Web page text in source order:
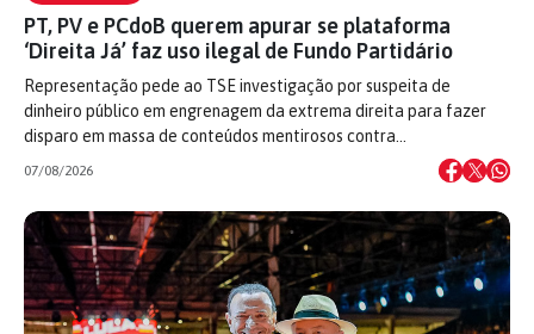
PT, PV e PCdoB querem apurar se plataforma
‘Direita Já’ faz uso ilegal de Fundo Partidário
Representação pede ao TSE investigação por suspeita de
dinheiro público em engrenagem da extrema direita para fazer
disparo em massa de conteúdos mentirosos contra…
07/08/2026